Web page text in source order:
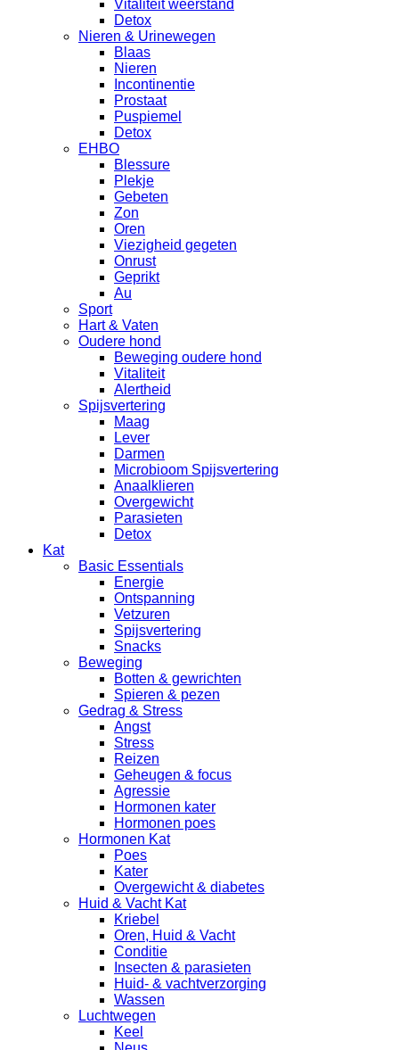
Vitaliteit weerstand
Detox
Nieren & Urinewegen
Blaas
Nieren
Incontinentie
Prostaat
Puspiemel
Detox
EHBO
Blessure
Plekje
Gebeten
Zon
Oren
Viezigheid gegeten
Onrust
Geprikt
Au
Sport
Hart & Vaten
Oudere hond
Beweging oudere hond
Vitaliteit
Alertheid
Spijsvertering
Maag
Lever
Darmen
Microbioom Spijsvertering
Anaalklieren
Overgewicht
Parasieten
Detox
Kat
Basic Essentials
Energie
Ontspanning
Vetzuren
Spijsvertering
Snacks
Beweging
Botten & gewrichten
Spieren & pezen
Gedrag & Stress
Angst
Stress
Reizen
Geheugen & focus
Agressie
Hormonen kater
Hormonen poes
Hormonen Kat
Poes
Kater
Overgewicht & diabetes
Huid & Vacht Kat
Kriebel
Oren, Huid & Vacht
Conditie
Insecten & parasieten
Huid- & vachtverzorging
Wassen
Luchtwegen
Keel